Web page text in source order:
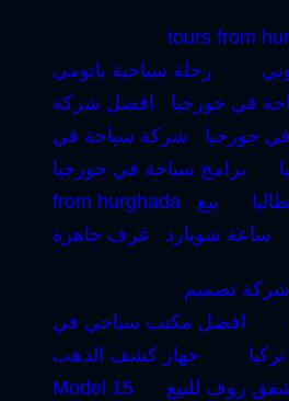
tours from
رحلة سياحية باتومي
في جورجيا
افضل شركة
جورجيا
شركة سياحة في
برامج سياحة في جورجيا
from hurghada
بيع
ساعة شوبارد
غرف جاهزة
تصميم
افضل مكتب سياحي في
تركيا
جهاز كشف الذهب
Model 15
روف للبيع